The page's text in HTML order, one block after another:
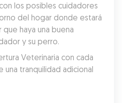
los posibles cuidadores
del hogar donde estará
haya una buena
y su perro.
Veterinaria con cada
una tranquilidad adicional